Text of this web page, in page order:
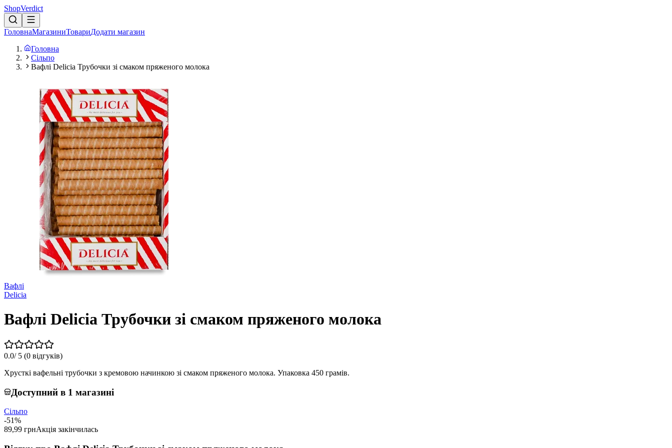
ShopVerdict
ГоловнаМагазиниТовариДодати магазин
Головна
Сільпо
Вафлі Delicia Трубочки зі смаком пряженого молока
Вафлі
Delicia
Вафлі Delicia Трубочки зі смаком пряженого молока
0.0/ 5 (0 відгуків)
Хрусткі вафельні трубочки з кремовою начинкою зі смаком пряженого молока. Упаковка 450 грамів.
Доступний в 1 магазині
Сільпо
-51%
89,99 грнАкція закінчилась